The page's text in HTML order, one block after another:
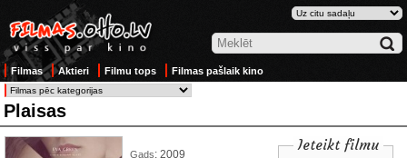
Filmas Aktieri Filmu tops Filmas pašlaik kino
Plaisas
Ieteikt filmu
Gads: 2009